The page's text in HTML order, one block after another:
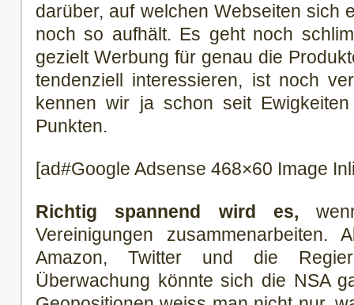
darüber, auf welchen Webseiten sich
noch so aufhält. Es geht noch
gezielt Werbung für genau die
tendenziell interessieren, ist noch
kennen wir ja schon seit
Punkten.
[ad#Google Adsense 468×60 Image
Richtig spannend wird es,
Vereinigungen zusammenarbeiten.
Amazon, Twitter und die
Überwachung könnte sich die NSA